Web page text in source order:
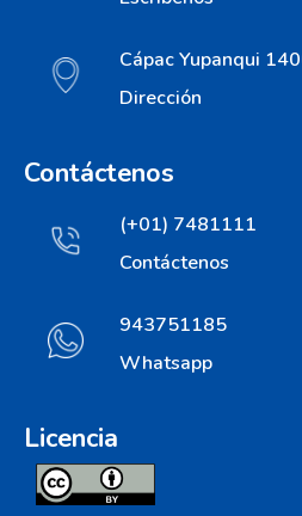
Cápac Yupanqui
Dirección
Contáctenos
(+01) 7481111
Contáctenos
943751185
Whatsapp
Licencia